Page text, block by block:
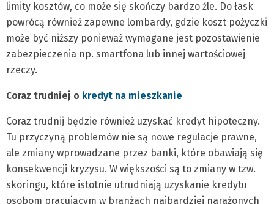
limity kosztów, co może się skończy bardzo źle. Do łask
powrócą również zapewne lombardy, gdzie koszt pożyczki
może być niższy ponieważ wymagane jest pozostawienie
zabezpieczenia np. smartfona lub innej wartościowej
rzeczy.
Coraz trudniej o kredyt na mieszkanie
Coraz trudnij będzie również uzyskać kredyt hipoteczny.
Tu przyczyną problemów nie są nowe regulacje prawne,
ale zmiany wprowadzane przez banki, które obawiają się
konsekwencji kryzysu. W większości są to zmiany w tzw.
skoringu, które istotnie utrudniają uzyskanie kredytu
osobom pracującym w branżach najbardziej narażonych